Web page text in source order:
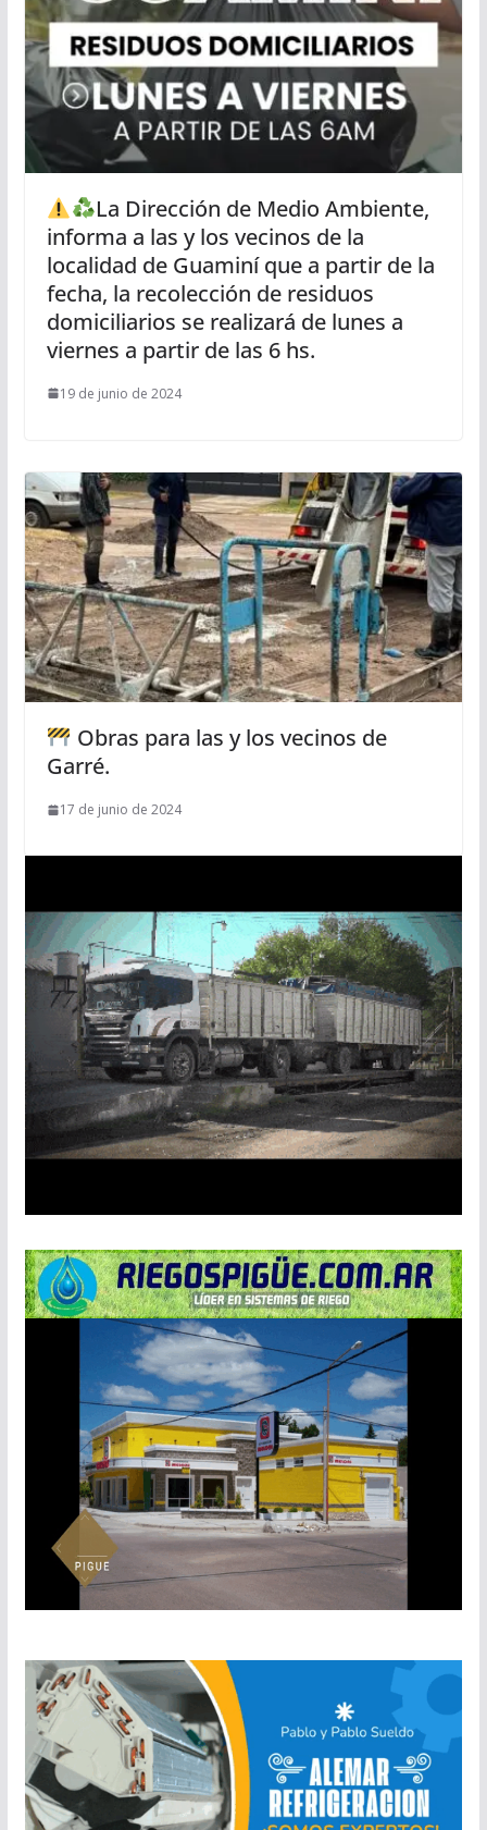
La Dirección de Medio Ambiente,
informa a las y los vecinos de la
localidad de Guaminí que a partir de la
fecha, la recolección de residuos
domiciliarios se realizará de lunes a
viernes a partir de las 6 hs.
19 de junio de 2024
Obras para las y los vecinos de
Garré.
17 de junio de 2024